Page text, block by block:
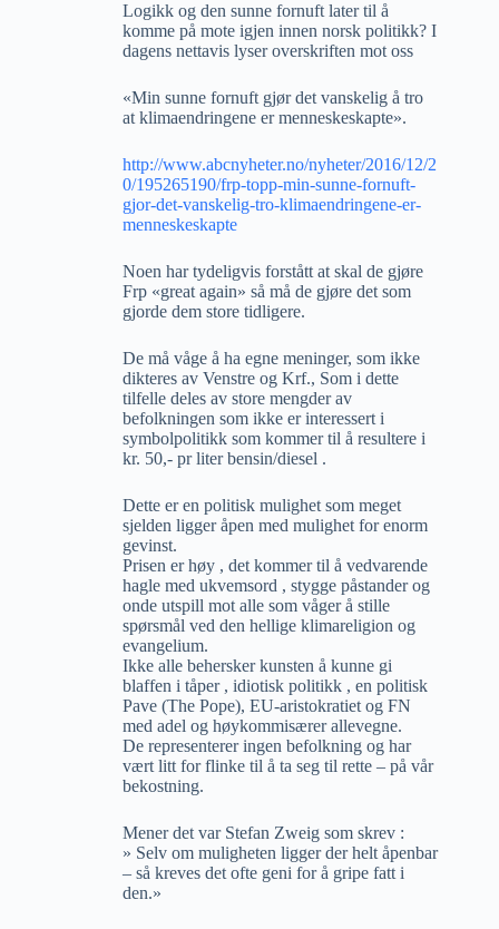
Logikk og den sunne fornuft later til å
komme på mote igjen innen norsk politikk? I
dagens nettavis lyser overskriften mot oss
«Min sunne fornuft gjør det vanskelig å tro
at klimaendringene er menneskeskapte».
http://www.abcnyheter.no/nyheter/2016/12/2
0/195265190/frp-topp-min-sunne-fornuft-
gjor-det-vanskelig-tro-klimaendringene-er-
menneskeskapte
Noen har tydeligvis forstått at skal de gjøre
Frp «great again» så må de gjøre det som
gjorde dem store tidligere.
De må våge å ha egne meninger, som ikke
dikteres av Venstre og Krf., Som i dette
tilfelle deles av store mengder av
befolkningen som ikke er interessert i
symbolpolitikk som kommer til å resultere i
kr. 50,- pr liter bensin/diesel .
Dette er en politisk mulighet som meget
sjelden ligger åpen med mulighet for enorm
gevinst.
Prisen er høy , det kommer til å vedvarende
hagle med ukvemsord , stygge påstander og
onde utspill mot alle som våger å stille
spørsmål ved den hellige klimareligion og
evangelium.
Ikke alle behersker kunsten å kunne gi
blaffen i tåper , idiotisk politikk , en politisk
Pave (The Pope), EU-aristokratiet og FN
med adel og høykommisærer allevegne.
De representerer ingen befolkning og har
vært litt for flinke til å ta seg til rette – på vår
bekostning.
Mener det var Stefan Zweig som skrev :
» Selv om muligheten ligger der helt åpenbar
– så kreves det ofte geni for å gripe fatt i
den.»